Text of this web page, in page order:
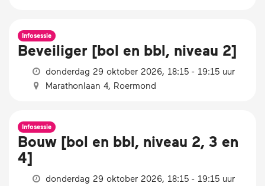
Infosessie
Beveiliger [bol en bbl, niveau 2]
donderdag 29 oktober 2026, 18:15 - 19:15 uur
Marathonlaan 4, Roermond
Infosessie
Bouw [bol en bbl, niveau 2, 3 en
4]
donderdag 29 oktober 2026, 18:15 - 19:15 uur